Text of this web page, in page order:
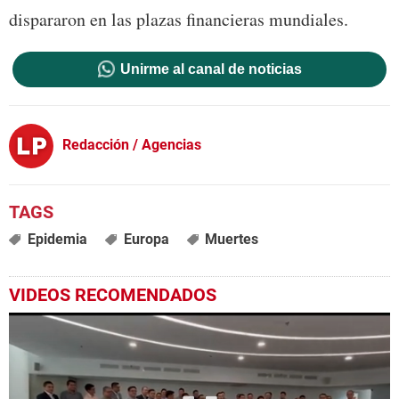
dispararon en las plazas financieras mundiales.
Unirme al canal de noticias
Redacción / Agencias
Epidemia Europa Muertes
VIDEOS RECOMENDADOS